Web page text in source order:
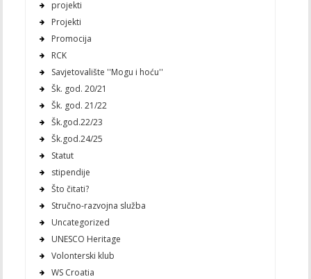
projekti
Projekti
Promocija
RCK
Savjetovalište ''Mogu i hoću''
Šk. god. 20/21
Šk. god. 21/22
Šk.god.22/23
Šk.god.24/25
Statut
stipendije
Što čitati?
Stručno-razvojna služba
Uncategorized
UNESCO Heritage
Volonterski klub
WS Croatia